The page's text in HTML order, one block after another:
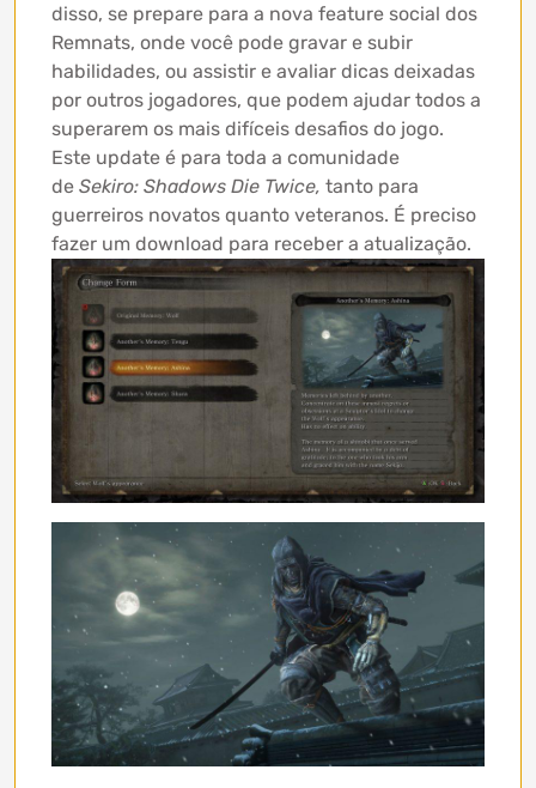
disso, se prepare para a nova feature social dos
Remnats, onde você pode gravar e subir
habilidades, ou assistir e avaliar dicas deixadas
por outros jogadores, que podem ajudar todos a
superarem os mais difíceis desafios do jogo.
Este update é para toda a comunidade
de Sekiro: Shadows Die Twice, tanto para
guerreiros novatos quanto veteranos. É preciso
fazer um download para receber a atualização.